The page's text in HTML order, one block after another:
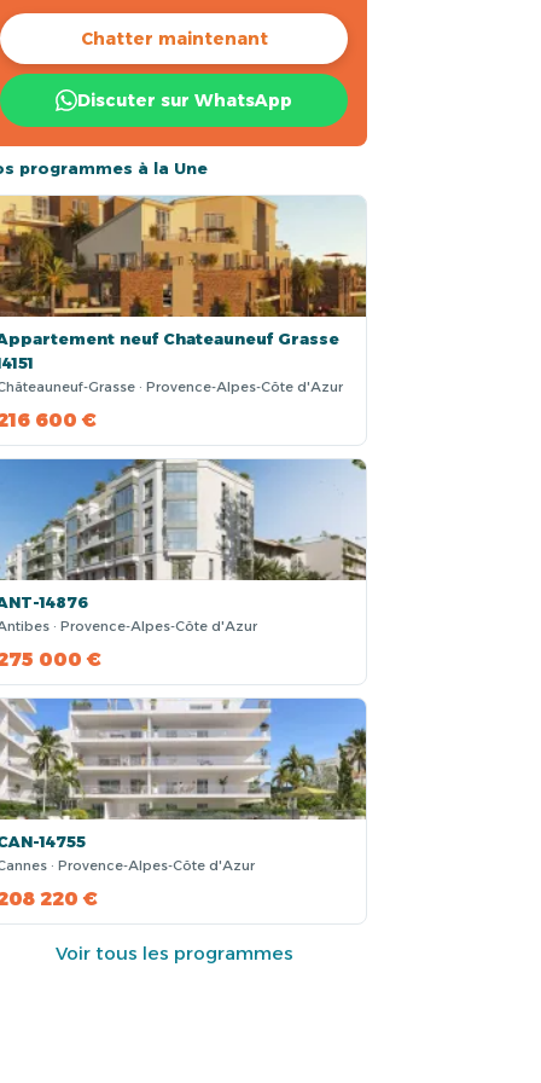
Chatter maintenant
Discuter sur WhatsApp
programmes à la Une
neuf Chateauneuf Grasse
Grasse · Provence-Alpes-Côte d'Azur
600 €
14876
· Provence-Alpes-Côte d'Azur
000 €
14755
· Provence-Alpes-Côte d'Azur
220 €
Voir tous les programmes